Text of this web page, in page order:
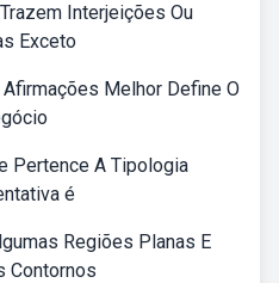
Interjeições Ou
Exceto
Melhor Define O
Pertence A Tipologia
é
Regiões Planas E
Contornos